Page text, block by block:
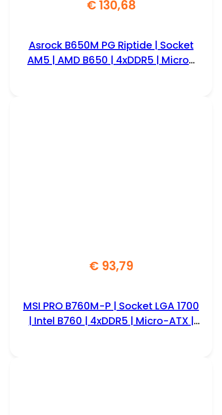
€130,68
Asrock B650M PG Riptide | Socket
AM5 | AMD B650 | 4xDDR5 | Micro-
€93,79
MSI PRO B760M-P | Socket LGA 1700
| Intel B760 | 4xDDR5 | Micro-ATX |